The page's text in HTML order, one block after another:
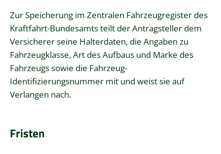
Zur Speicherung im Zentralen Fahrzeugregister des
Kraftfahrt-Bundesamts teilt der Antragsteller dem
Versicherer seine Halterdaten, die Angaben zu
Fahrzeugklasse, Art des Aufbaus und Marke des
Fahrzeugs sowie die Fahrzeug-
Identifizierungsnummer mit und weist sie auf
Verlangen nach.
Fristen